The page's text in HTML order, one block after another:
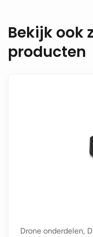
Bekijk ook
producten
Drone onderdelen,